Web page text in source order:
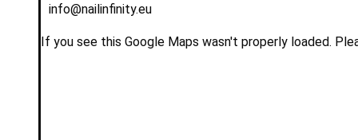
info@nailinfinity.eu
If you see this Google Maps wasn't properly loaded.